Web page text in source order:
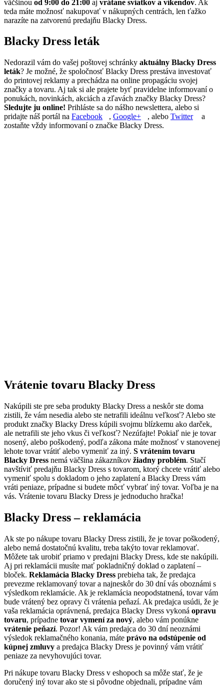
väčšinou od 9:00 do 21:00 aj vrátane sviatkov a víkendov. Ak
teda máte možnosť nakupovať v nákupných centrách, len ťažko
narazíte na zatvorenú predajňu Blacky Dress.
Blacky Dress leták
Nedorazil vám do vašej poštovej schránky aktuálny Blacky Dress
leták? Je možné, že spoločnosť Blacky Dress prestáva investovať
do printovej reklamy a prechádza na online propagáciu svojej
značky a tovaru. Aj tak si ale prajete byť pravidelne informovaní o
ponukách, novinkách, akciách a zľavách značky Blacky Dress?
Sledujte ju online! Prihláste sa do nášho newslettera, alebo si
pridajte náš portál na Facebook , Google+ , alebo Twitter
a
zostaňte vždy informovaní o značke Blacky Dress.
Vrátenie tovaru Blacky Dress
Nakúpili ste pre seba produkty Blacky Dress a neskôr ste doma
zistili, že vám nesedia alebo ste netrafili ideálnu veľkosť? Alebo ste
produkt značky Blacky Dress kúpili svojmu blízkemu ako darček,
ale netrafili ste jeho vkus či veľkosť? Nezúfajte! Pokiaľ nie je tovar
nosený, alebo poškodený, podľa zákona máte možnosť v stanovenej
lehote tovar vrátiť alebo vymeniť za iný. S vrátením tovaru
Blacky Dress nemá väčšina zákazníkov žiadny problém. Stačí
navštíviť predajňu Blacky Dress s tovarom, ktorý chcete vrátiť alebo
vymeniť spolu s dokladom o jeho zaplatení a Blacky Dress vám
vráti peniaze, prípadne si budete môcť vybrať iný tovar. Voľba je na
vás. Vrátenie tovaru Blacky Dress je jednoducho hračka!
Blacky Dress – reklamácia
Ak ste po nákupe tovaru Blacky Dress zistili, že je tovar poškodený,
alebo nemá dostatočnú kvalitu, treba takýto tovar reklamovať.
Môžete tak urobiť priamo v predajni Blacky Dress, kde ste nakúpili.
Aj pri reklamácii musíte mať pokladničný doklad o zaplatení –
bloček. Reklamácia Blacky Dress prebieha tak, že predajca
prevezme reklamovaný tovar a najneskôr do 30 dní vás oboznámi s
výsledkom reklamácie. Ak je reklamácia neopodstatnená, tovar vám
bude vrátený bez opravy či vrátenia peňazí. Ak predajca usúdi, že je
vaša reklamácia oprávnená, predajca Blacky Dress vykoná opravu
tovaru, prípadne tovar vymení za nový, alebo vám ponúkne
vrátenie peňazí. Pozor! Ak vám predajca do 30 dní neoznámi
výsledok reklamačného konania, máte právo na odstúpenie od
kúpnej zmluvy a predajca Blacky Dress je povinný vám vrátiť
peniaze za nevyhovujúci tovar.
Pri nákupe tovaru Blacky Dress v eshopoch sa môže stať, že je
doručený iný tovar ako ste si pôvodne objednali, prípadne vám